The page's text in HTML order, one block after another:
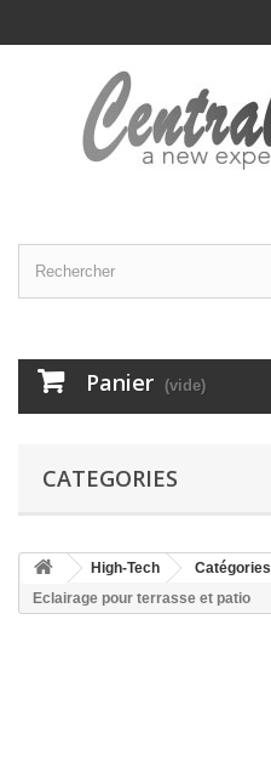
Panier (vide)
CATEGORIES
High-Tech Catégories
Eclairage pour terrasse et patio